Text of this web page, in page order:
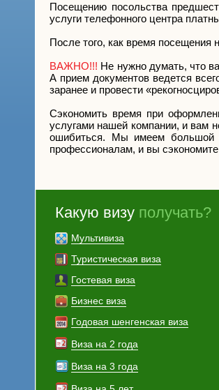
Посещению посольства
услуги телефонного центра
После того, как время посещения
ВАЖНО!!! Не нужно думать, что
А прием документов ведется
заранее и провести
Сэкономить время при
услугами нашей компании, и вам
ошибиться. Мы имеем большой
профессионалам, и вы
Какую визу получать?
Мультивиза
Туристическая виза
Гостевая виза
Бизнес виза
Годовая шенгенская виза
Виза на 2 года
Виза на 3 года